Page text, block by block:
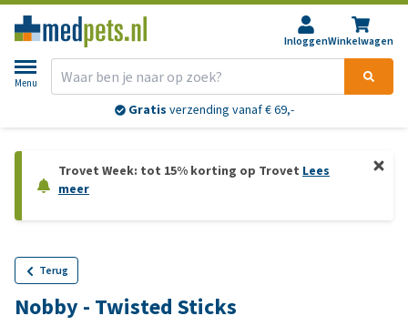
InloggenWinkelwagen
Menu
Gratis verzending vanaf € 69,-
Trovet Week: tot 15% korting op Trovet Lees
meer
Terug
Nobby - Twisted Sticks